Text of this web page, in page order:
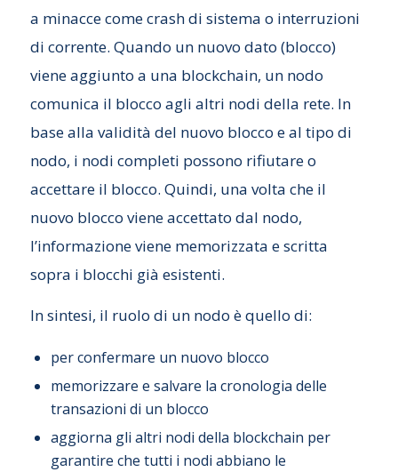
a minacce come crash di sistema o interruzioni
di corrente. Quando un nuovo dato (blocco)
viene aggiunto a una blockchain, un nodo
comunica il blocco agli altri nodi della rete. In
base alla validità del nuovo blocco e al tipo di
nodo, i nodi completi possono rifiutare o
accettare il blocco. Quindi, una volta che il
nuovo blocco viene accettato dal nodo,
l’informazione viene memorizzata e scritta
sopra i blocchi già esistenti.
In sintesi, il ruolo di un nodo è quello di:
per confermare un nuovo blocco
memorizzare e salvare la cronologia delle
transazioni di un blocco
aggiorna gli altri nodi della blockchain per
garantire che tutti i nodi abbiano le